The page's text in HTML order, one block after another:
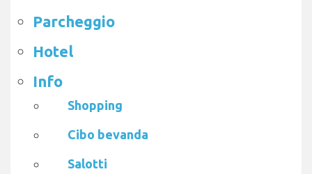
Parcheggio
Hotel
Info
Shopping
Cibo bevanda
Salotti